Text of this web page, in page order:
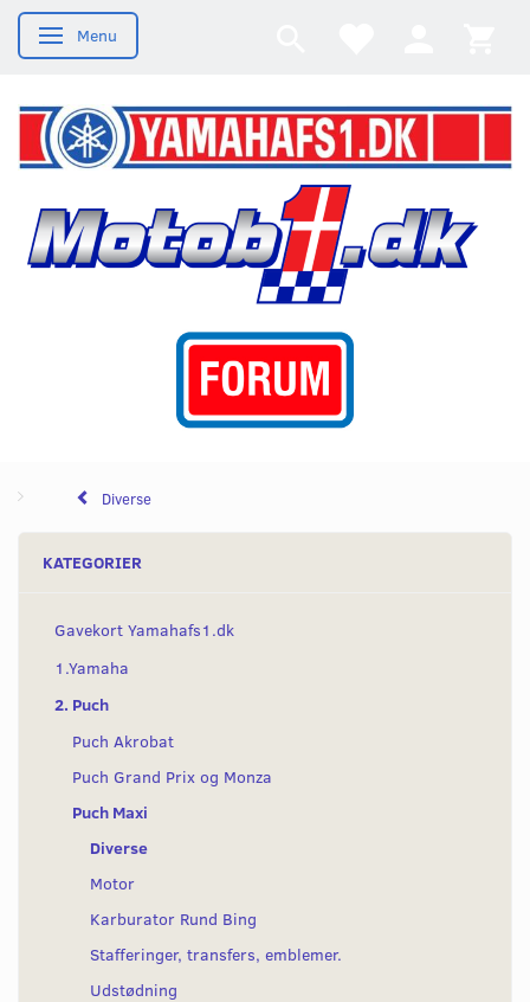
Skifte navigation
Menu
Diverse
KATEGORIER
Gavekort Yamahafs1.dk
1.Yamaha
2. Puch
Puch Akrobat
Puch Grand Prix og Monza
Puch Maxi
Diverse
Motor
Karburator Rund Bing
Stafferinger, transfers, emblemer.
Udstødning